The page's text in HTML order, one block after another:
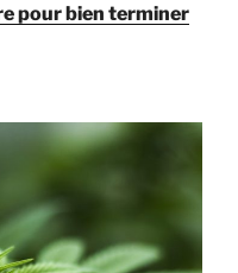
pour bien terminer